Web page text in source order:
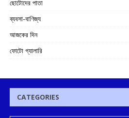
ছোটোদের পাতা
ব্যবসা-বাণিজ্য
আজকের দিন
ফোটো গ্যালারি
CATEGORIES